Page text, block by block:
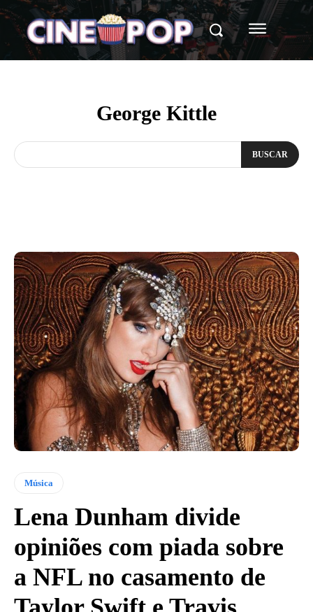
George Kittle
BUSCAR
Música
Lena Dunham divide
opiniões com piada sobre
a NFL no casamento de